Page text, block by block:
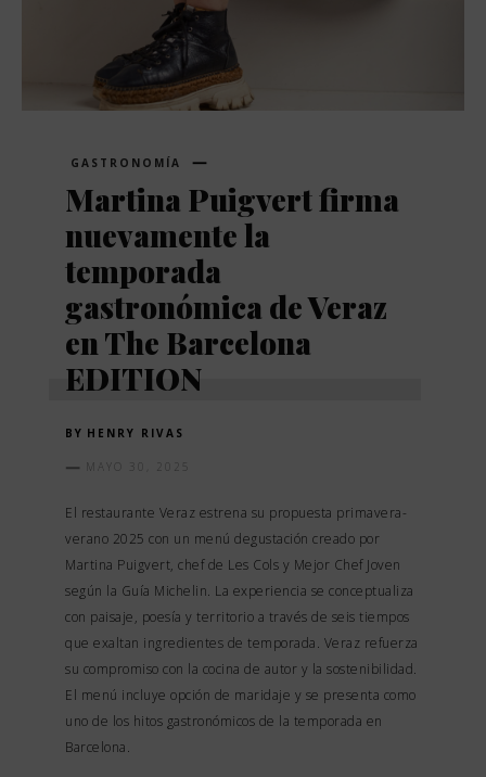
GASTRONOMÍA
Martina Puigvert firma
nuevamente la
temporada
gastronómica de Veraz
en The Barcelona
EDITION
BY HENRY RIVAS
MAYO 30, 2025
El restaurante Veraz estrena su propuesta primavera-
verano 2025 con un menú degustación creado por
Martina Puigvert, chef de Les Cols y Mejor Chef Joven
según la Guía Michelin. La experiencia se conceptualiza
con paisaje, poesía y territorio a través de seis tiempos
que exaltan ingredientes de temporada. Veraz refuerza
su compromiso con la cocina de autor y la sostenibilidad.
El menú incluye opción de maridaje y se presenta como
uno de los hitos gastronómicos de la temporada en
Barcelona.